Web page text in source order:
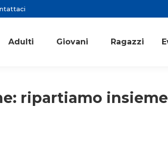
Adulti Giovani Ragazzi
ripartiamo